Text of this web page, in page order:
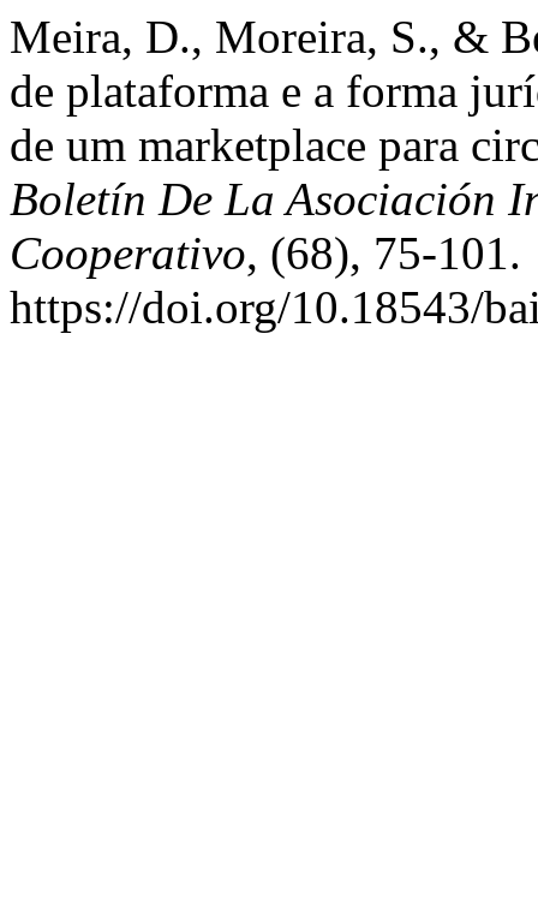
Meira, D., Moreira, S., &
de plataforma e a forma
de um marketplace para
Boletín De La Asociación
Cooperativo, (68), 75-101.
https://doi.org/10.18543/